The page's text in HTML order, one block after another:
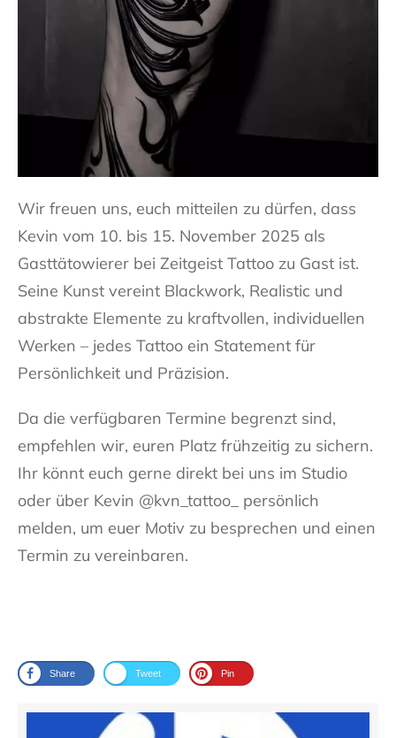
Wir freuen uns, euch mitteilen zu dürfen, dass
Kevin vom 10. bis 15. November 2025 als
Gasttätowierer bei Zeitgeist Tattoo zu Gast ist.
Seine Kunst vereint Blackwork, Realistic und
abstrakte Elemente zu kraftvollen, individuellen
Werken – jedes Tattoo ein Statement für
Persönlichkeit und Präzision.
Da die verfügbaren Termine begrenzt sind,
empfehlen wir, euren Platz frühzeitig zu sichern.
Ihr könnt euch gerne direkt bei uns im Studio
oder über Kevin @kvn_tattoo_ persönlich
melden, um euer Motiv zu besprechen und einen
Termin zu vereinbaren.
Share Tweet Pin